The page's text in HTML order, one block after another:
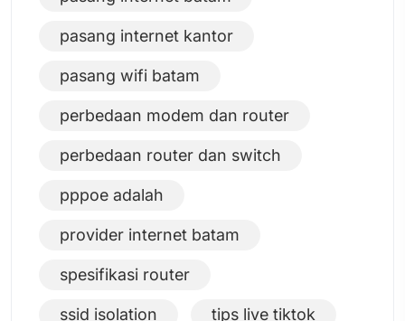
pasang internet kantor
pasang wifi batam
perbedaan modem dan router
perbedaan router dan switch
pppoe adalah
provider internet batam
spesifikasi router
ssid isolation tips live tiktok